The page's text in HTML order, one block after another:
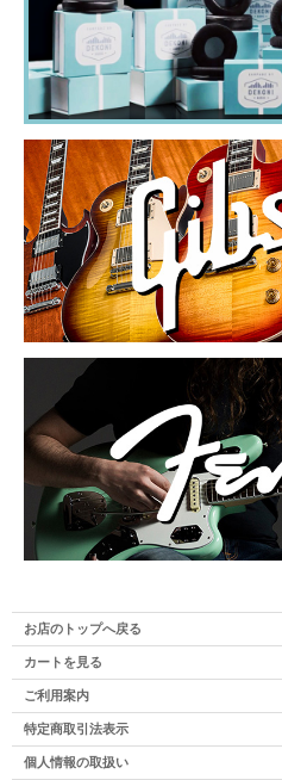
お店のトップへ戻る
カートを見る
ご利用案内
特定商取引法表示
個人情報の取扱い